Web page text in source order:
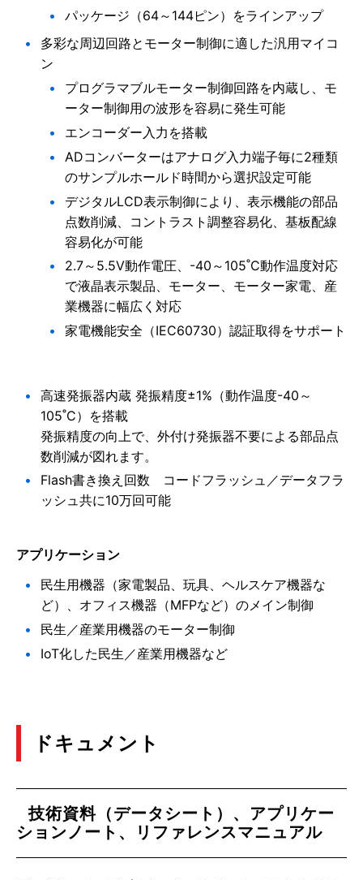
パッケージ（64～144ピン）をラインアップ
多彩な周辺回路とモーター制御に適した汎用マイコ
ン
プログラマブルモーター制御回路を内蔵し、モ
ーター制御用の波形を容易に発生可能
エンコーダー入力を搭載
ADコンバーターはアナログ入力端子毎に2種類
のサンプルホールド時間から選択設定可能
デジタルLCD表示制御により、表示機能の部品
点数削減、コントラスト調整容易化、基板配線
容易化が可能
2.7～5.5V動作電圧、-40～105˚C動作温度対応
で液晶表示製品、モーター、モーター家電、産
業機器に幅広く対応
家電機能安全（IEC60730）認証取得をサポート
高速発振器内蔵 発振精度±1%（動作温度-40～
105˚C）を搭載
発振精度の向上で、外付け発振器不要による部品点
数削減が図れます。
Flash書き換え回数 コードフラッシュ／データフラ
ッシュ共に10万回可能
アプリケーション
民生用機器（家電製品、玩具、ヘルスケア機器な
ど）、オフィス機器（MFPなど）のメイン制御
民生／産業用機器のモーター制御
IoT化した民生／産業用機器など
ドキュメント
技術資料（データシート）、アプリケー
ションノート、リファレンスマニュアル